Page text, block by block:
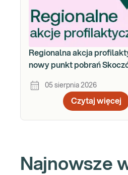
Regionalna akcja
nowy punkt pobrań
05 sierpnia 2026
Czytaj więcej
Najnowsze